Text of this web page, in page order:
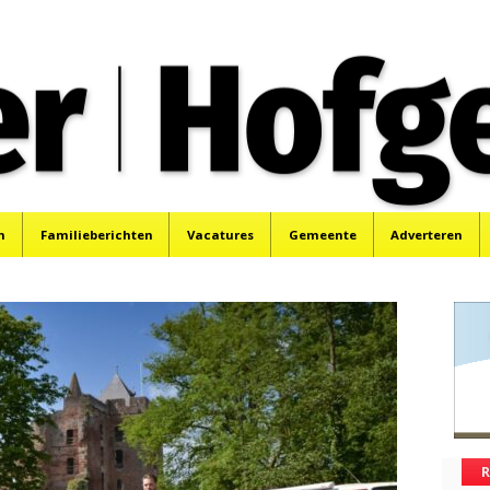
Familieberichten Vacatures Gemeente Adverteren